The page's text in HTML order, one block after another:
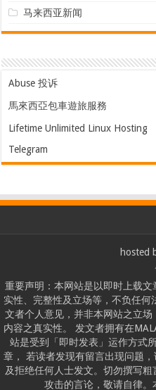
马来西亚新闻
Abuse 投诉
馬來西亞包車遊旅服務
Lifetime Unlimited Linux Hosting
Telegram
hosted
重要声明：本网站是以即时上载
实性、完整性及立场等，不负任
文者个人意见，并非本网站之立
内容之真实性。 发文者拥有在
站是受到「即时发表」运作方式
章， 若读者发现有留言出现问题
及拒绝任何人士发文。切勿撰写
攻击的言论，敬请自律。